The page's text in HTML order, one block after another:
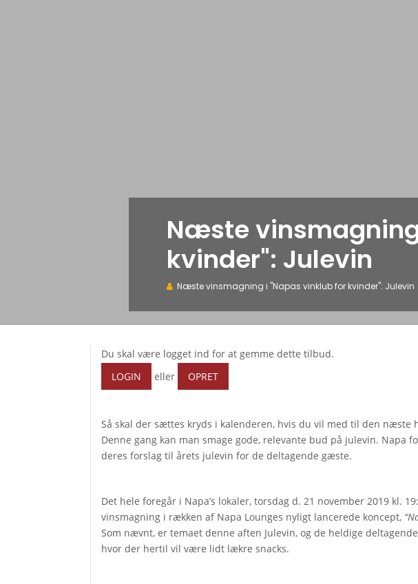
Næste
kvinder": Julevin
Næste vinsmagning i "Napas vinklub for kvinder": Julevin
Du skal være logget ind for at gemme dette tilbud.
LOGIN
eller OPRET
Så skal der sættes kryds i kalenderen, hvis du vil med til den næste
Denne gang kan man smage gode, relevante bud på julevin.
deres forslag til årets julevin for de deltagende gæste.
Det hele foregår i Napa’s lokaler, torsdag d. 21 november 2019 kl.
vinsmagning i rækken af Napa Lounges nyligt lancerede koncept,
Som nævnt, er temaet denne aften Julevin, og de heldige
hvor der hertil vil være lidt lækre snacks.